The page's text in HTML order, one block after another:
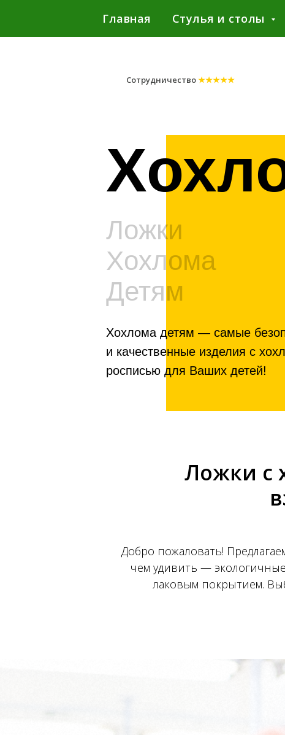
Главная Стулья и столы
Сотрудничество★★★★★
Ложки
Хохлома
Детям
Хохлома детям — самые
и качественные изделия с
росписью для Ваших детей!
Ложки с
Добро пожаловать!
чем удивить —
лаковым покрытием.